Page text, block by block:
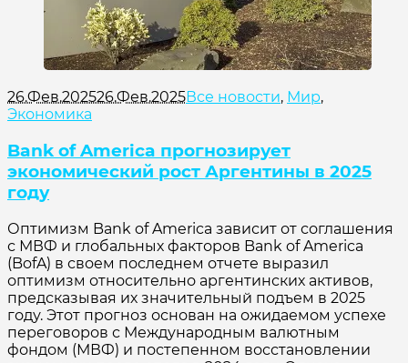
26.Фев.202526.Фев.2025Все новости, Мир,
Экономика
Bank of America прогнозирует
экономический рост Аргентины в 2025
году
Оптимизм Bank of America зависит от соглашения
с МВФ и глобальных факторов Bank of America
(BofA) в своем последнем отчете выразил
оптимизм относительно аргентинских активов,
предсказывая их значительный подъем в 2025
году. Этот прогноз основан на ожидаемом успехе
переговоров с Международным валютным
фондом (МВФ) и постепенном восстановлении